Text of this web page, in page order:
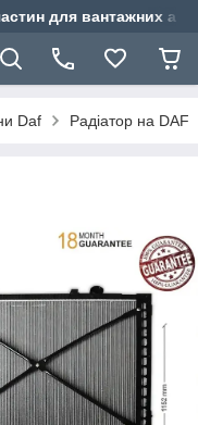
для вантажних
Daf Радіатор на DAF